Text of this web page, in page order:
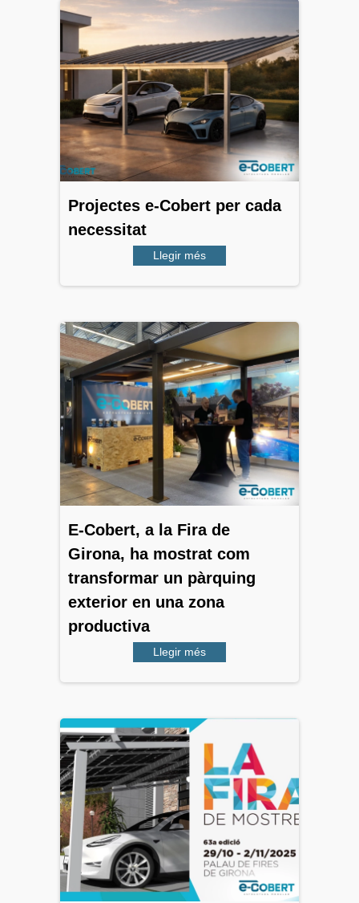
Projectes e-Cobert per cada
necessitat
Llegir més
E-Cobert, a la Fira de
Girona, ha mostrat com
transformar un pàrquing
exterior en una zona
productiva
Llegir més